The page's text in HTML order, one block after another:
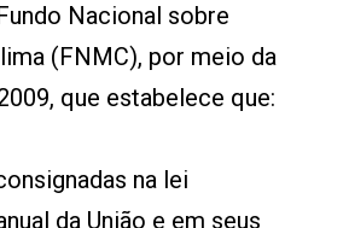
Nacional sobre
(FNMC), por meio da
que estabelece que:
na lei
da União e em seus